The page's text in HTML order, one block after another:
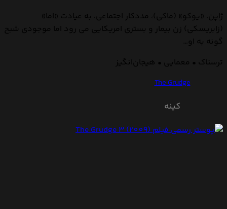
ژاپن. «یوکو» (ماکی)، مددکار اجتماعی، به عیادت «اما»
(زابریسکی) زن بیمار و بستری امریکایی می رود اما موجودی شبح
گونه به او…
ترسناک • معمایی • هیجان‌انگیز
The Grudge
کینه